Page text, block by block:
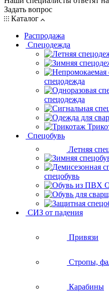
Задать вопрос
Каталог
Распродажа
Спецодежда
спецодежда
спецодежда
Спецобувь
Летняя
спецобувь
СИЗ от падения
Привязи
Стропы,
Карабины